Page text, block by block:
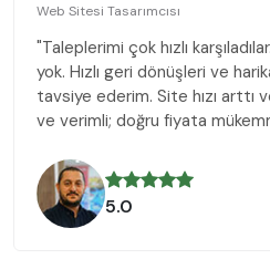
Web Sitesi Tasarımcısı
"Taleplerimi çok hızlı
yok. Hızlı geri dönüşleri ve
tavsiye ederim. Site hızı arttı
ve verimli; doğru fiyata
5.0